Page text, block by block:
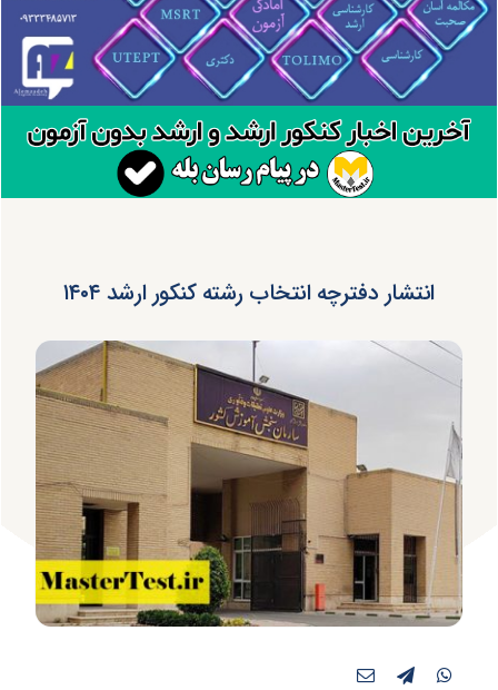
انتشار دفترچه انتخاب رشته کنکور ارشد ۱۴۰۴